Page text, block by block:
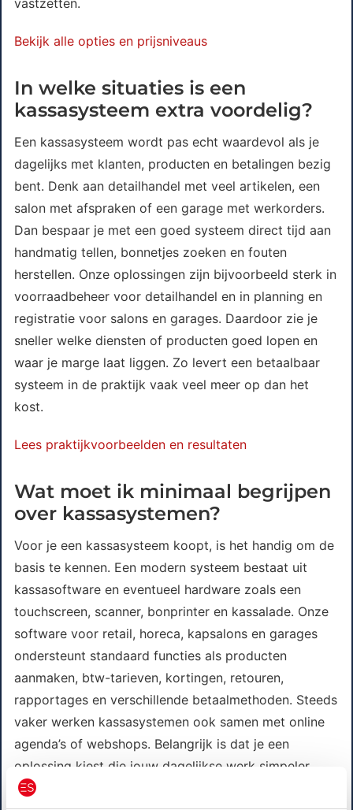
vastzetten.
Bekijk alle opties en prijsniveaus
In welke situaties is een
kassasysteem extra voordelig?
Een kassasysteem wordt pas echt waardevol als je
dagelijks met klanten, producten en betalingen bezig
bent. Denk aan detailhandel met veel artikelen, een
salon met afspraken of een garage met werkorders.
Dan bespaar je met een goed systeem direct tijd aan
handmatig tellen, bonnetjes zoeken en fouten
herstellen. Onze oplossingen zijn bijvoorbeeld sterk in
voorraadbeheer voor detailhandel en in planning en
registratie voor salons en garages. Daardoor zie je
sneller welke diensten of producten goed lopen en
waar je marge laat liggen. Zo levert een betaalbaar
systeem in de praktijk vaak veel meer op dan het
kost.
Lees praktijkvoorbeelden en resultaten
Wat moet ik minimaal begrijpen
over kassasystemen?
Voor je een kassasysteem koopt, is het handig om de
basis te kennen. Een modern systeem bestaat uit
kassasoftware en eventueel hardware zoals een
touchscreen, scanner, bonprinter en kassalade. Onze
software voor retail, horeca, kapsalons en garages
ondersteunt standaard functies als producten
aanmaken, btw-tarieven, kortingen, retouren,
rapportages en verschillende betaalmethoden. Steeds
vaker werken kassasystemen ook samen met online
agenda’s of webshops. Belangrijk is dat je een
oplossing kiest die jouw dagelijkse werk simpeler
maakt, in plaats van ingewikkelder. Je hoeft geen ICT-